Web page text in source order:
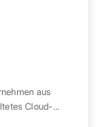
aus
Cloud-